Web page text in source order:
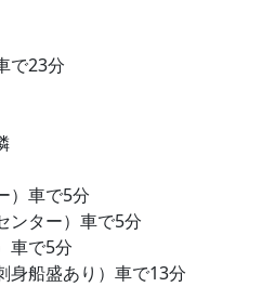
で23分
）車で5分
ンター）車で5分
車で5分
身船盛あり）車で13分